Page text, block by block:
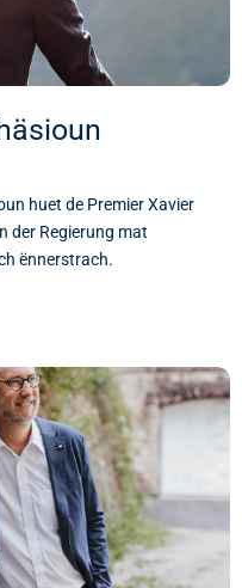
huet de Premier Xavier
der Regierung mat
ënnerstrach.